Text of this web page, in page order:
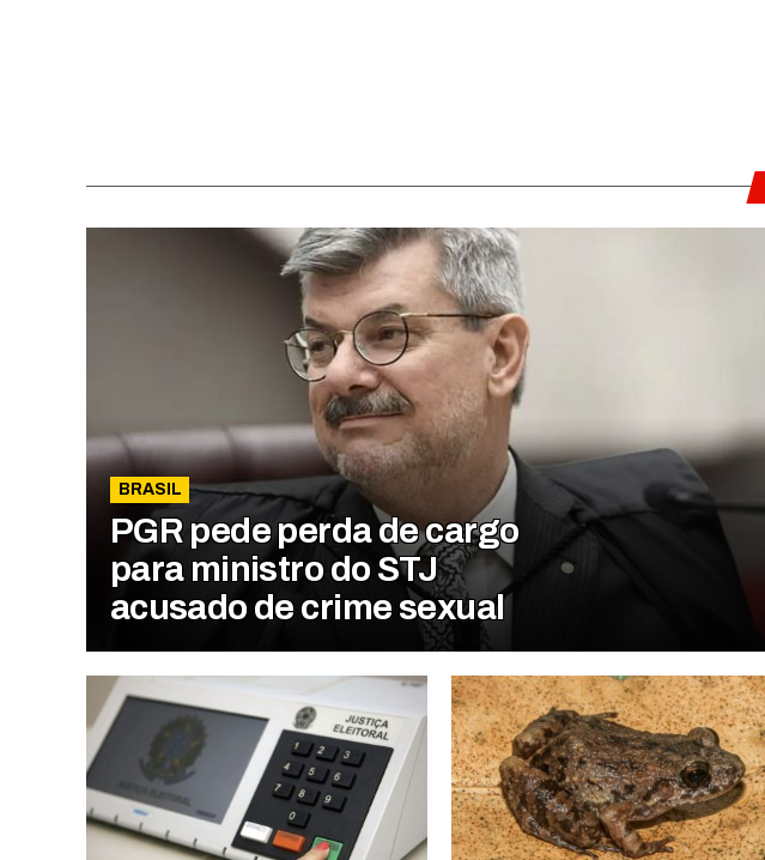
BRASIL
PGR pede perda de cargo
para ministro do STJ
acusado de crime sexual